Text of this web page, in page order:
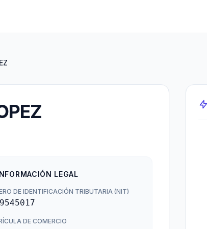
LEGAL
DE IDENTIFICACIÓN TRIBUTARIA (NIT)
DE COMERCIO